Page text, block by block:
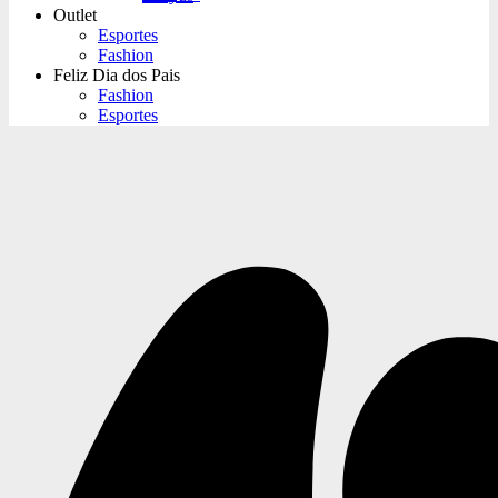
Outlet
Esportes
Fashion
Feliz Dia dos Pais
Fashion
Esportes